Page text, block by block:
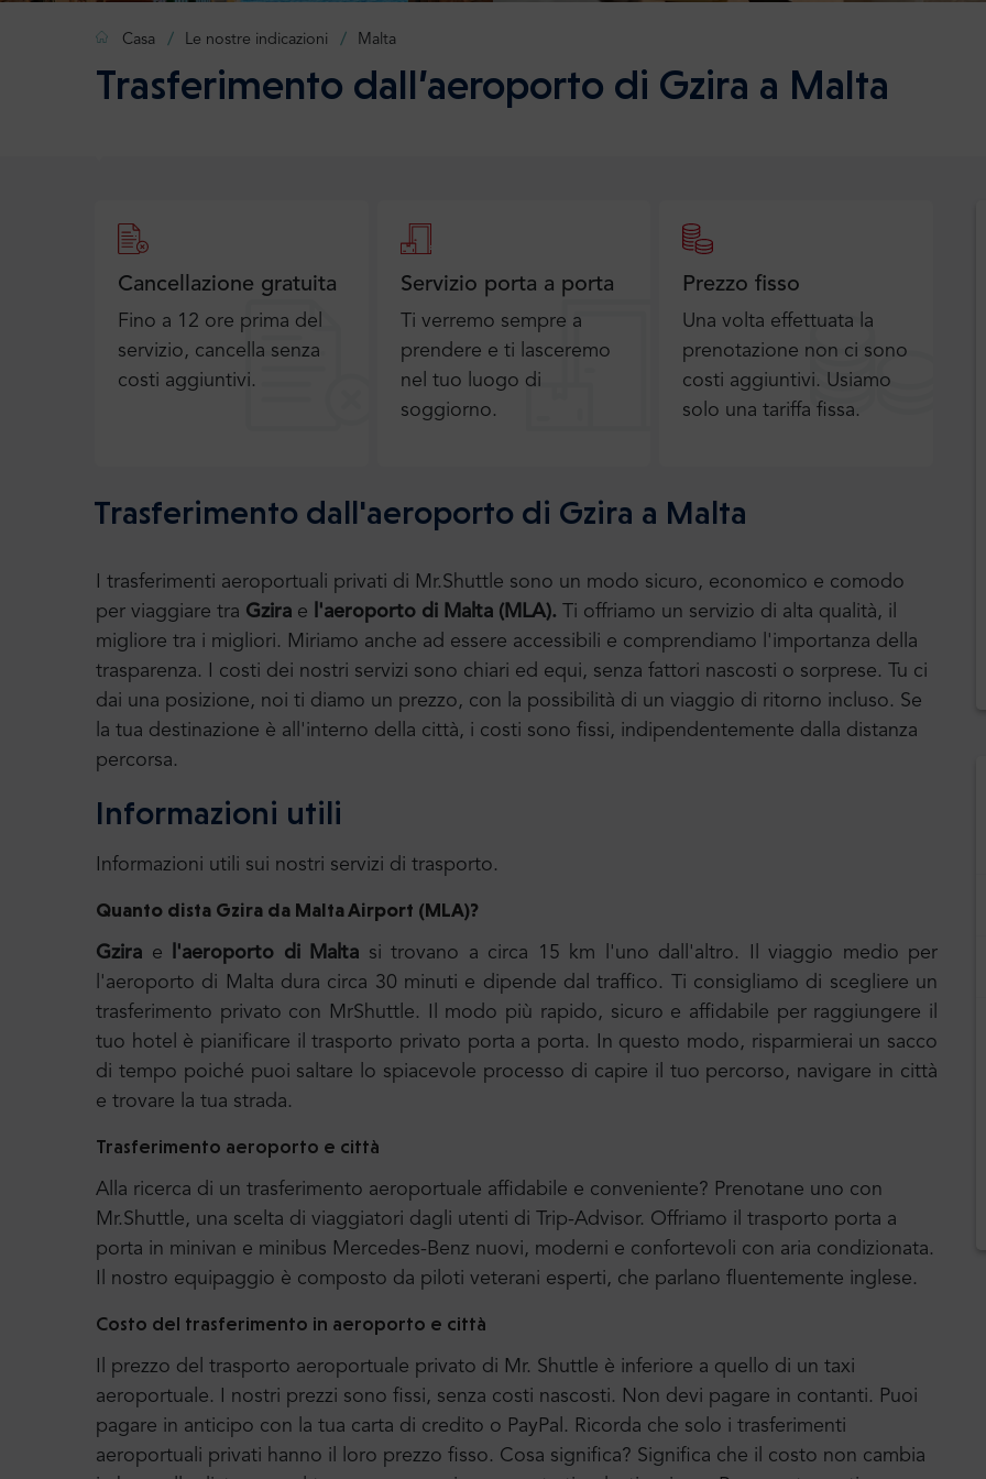
Casa Le nostre indicazioni Malta
Trasferimento dall’aeroporto di Gzira a Malta
Cancellazione gratuita
Fino a 12 ore prima del
servizio, cancella senza
costi aggiuntivi.
Servizio porta a porta
Ti verremo sempre a
prendere e ti lasceremo
nel tuo luogo di
soggiorno.
Prezzo fisso
Una volta effettuata la
prenotazione non ci sono
costi aggiuntivi. Usiamo
solo una tariffa fissa.
Trasferimento dall'aeroporto di Gzira a Malta
I trasferimenti aeroportuali privati di Mr.Shuttle sono un modo sicuro, economico e comodo
per viaggiare tra Gzira e l'aeroporto di Malta (MLA).
Ti offriamo un servizio di alta qualità, il
migliore tra i migliori. Miriamo anche ad essere accessibili e comprendiamo l'importanza della
trasparenza. I costi dei nostri servizi sono chiari ed equi, senza fattori nascosti o sorprese. Tu ci
dai una posizione, noi ti diamo un prezzo, con la possibilità di un viaggio di ritorno incluso. Se
la tua destinazione è all'interno della città, i costi sono fissi, indipendentemente dalla distanza
percorsa.
Informazioni utili
Informazioni utili sui nostri servizi di trasporto.
Quanto dista Gzira da Malta Airport (MLA)?
Gzira e l'aeroporto di Malta si trovano a circa 15 km l'uno dall'altro. Il viaggio medio per
l'aeroporto di Malta dura circa 30 minuti e dipende dal traffico. Ti consigliamo di scegliere un
trasferimento privato con MrShuttle. Il modo più rapido, sicuro e affidabile per raggiungere il
tuo hotel è pianificare il trasporto privato porta a porta. In questo modo, risparmierai un sacco
di tempo poiché puoi saltare lo spiacevole processo di capire il tuo percorso, navigare in città
e trovare la tua strada.
Trasferimento aeroporto e città
Alla ricerca di un trasferimento aeroportuale affidabile e conveniente? Prenotane uno con
Mr.Shuttle, una scelta di viaggiatori dagli utenti di Trip-Advisor. Offriamo il trasporto porta a
porta in minivan e minibus Mercedes-Benz nuovi, moderni e confortevoli con aria condizionata.
Il nostro equipaggio è composto da piloti veterani esperti, che parlano fluentemente inglese.
Costo del trasferimento in aeroporto e città
Il prezzo del trasporto aeroportuale privato di Mr. Shuttle è inferiore a quello di un taxi
aeroportuale. I nostri prezzi sono fissi, senza costi nascosti. Non devi pagare in contanti. Puoi
pagare in anticipo con la tua carta di credito o PayPal. Ricorda che solo i trasferimenti
aeroportuali privati hanno il loro prezzo fisso. Cosa significa? Significa che il costo non cambia